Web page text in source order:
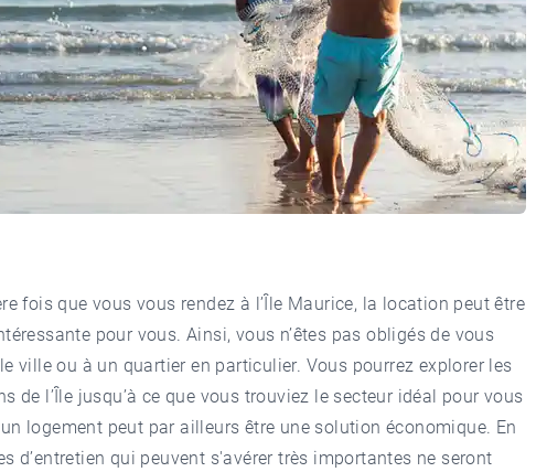
fois que vous vous rendez à l’Île Maurice, la location peut être
pour vous. Ainsi, vous n’êtes pas obligés de vous
ville ou à un quartier en particulier. Vous pourrez explorer les
de l’Île jusqu’à ce que vous trouviez le secteur idéal pour vous
logement peut par ailleurs être une solution économique. En
d’entretien qui peuvent s'avérer très importantes ne seront